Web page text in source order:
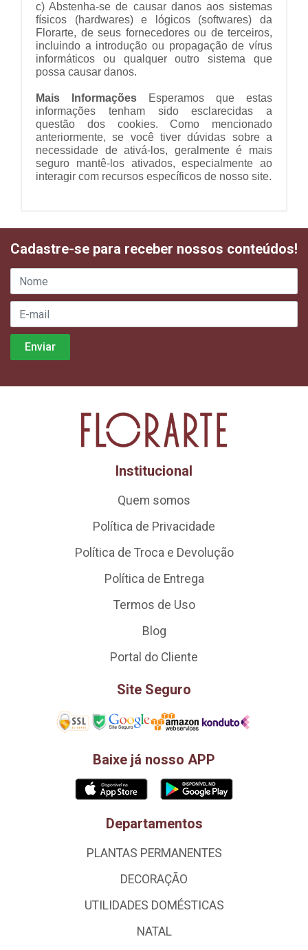
c)Abstenha-se de causar danos aos sistemas
físicos (hardwares) e lógicos (softwares) da
Florarte, de seus fornecedores ou de terceiros,
incluindo a introdução ou propagação de vírus
informáticos ou qualquer outro sistema que
possa causar danos.
Mais Informações Esperamos que estas
informações tenham sido esclarecidas a
questão dos cookies. Como mencionado
anteriormente, se você tiver dúvidas sobre a
necessidade de ativá-los, geralmente é mais
seguro mantê-los ativados, especialmente ao
interagir com recursos específicos de nosso site.
Cadastre-se para receber nossos conteúdos!
Institucional
Quem somos
Política de Privacidade
Política de Troca e Devolução
Política de Entrega
Termos de Uso
Blog
Portal do Cliente
Site Seguro
Baixe já nosso APP
Departamentos
PLANTAS PERMANENTES
DECORAÇÃO
UTILIDADES DOMÉSTICAS
NATAL